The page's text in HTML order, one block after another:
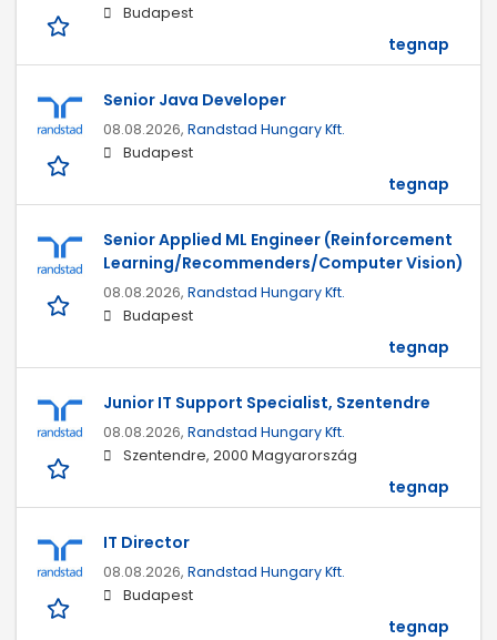
Budapest
tegnap
Senior Java Developer
08.08.2026, Randstad Hungary Kft.
Budapest
tegnap
Senior Applied ML Engineer (Reinforcement
Learning/Recommenders/Computer Vision)
08.08.2026, Randstad Hungary Kft.
Budapest
tegnap
Junior IT Support Specialist, Szentendre
08.08.2026, Randstad Hungary Kft.
Szentendre, 2000 Magyarország
tegnap
IT Director
08.08.2026, Randstad Hungary Kft.
Budapest
tegnap